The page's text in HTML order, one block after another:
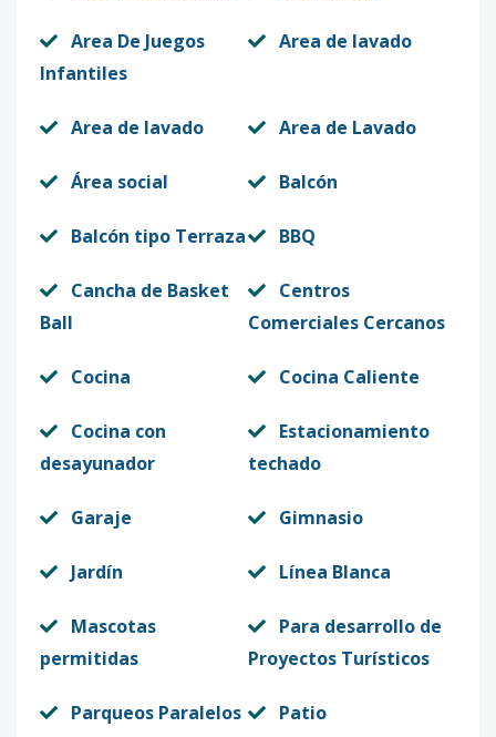
Area De Juegos
Infantiles
Area de lavado
Area de lavado Area de Lavado
Área social Balcón
Balcón tipo Terraza BBQ
Cancha de Basket
Ball
Centros
Comerciales Cercanos
Cocina Cocina Caliente
Cocina con
desayunador
Estacionamiento
techado
Garaje Gimnasio
Jardín Línea Blanca
Mascotas
permitidas
Para desarrollo de
Proyectos Turísticos
Parqueos Paralelos Patio